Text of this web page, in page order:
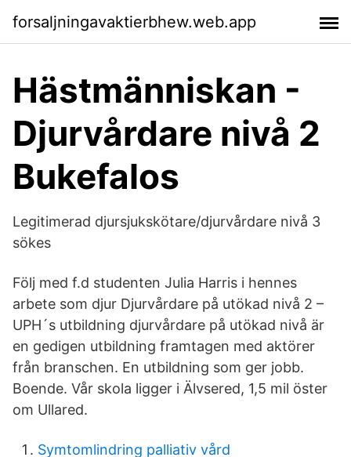
forsaljningavaktierbhew.web.app
Hästmänniskan -
Djurvårdare nivå 2
Bukefalos
Legitimerad djursjukskötare/djurvårdare nivå 3
sökes
Följ med f.d studenten Julia Harris i hennes
arbete som djur Djurvårdare på utökad nivå 2 –
UPH´s utbildning djurvårdare på utökad nivå är
en gedigen utbildning framtagen med aktörer
från branschen. En utbildning som ger jobb.
Boende. Vår skola ligger i Älvsered, 1,5 mil öster
om Ullared.
Symtomlindring palliativ vård